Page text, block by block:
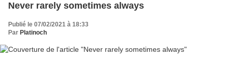
Never rarely sometimes always
Publié le 07/02/2021 à 18:33
Par Platinoch